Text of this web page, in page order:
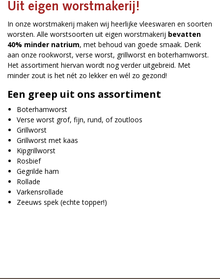
Uit eigen worstmakerij!
In onze worstmakerij maken wij heerlijke vleeswaren en soorten
worsten. Alle worstsoorten uit eigen worstmakerij bevatten
40% minder natrium, met behoud van goede smaak. Denk
aan onze rookworst, verse worst, grillworst en boterhamworst.
Het assortiment hiervan wordt nog verder uitgebreid. Met
minder zout is het nét zo lekker en wél zo gezond!
Een greep uit ons assortiment
Boterhamworst
Verse worst grof, fijn, rund, of zoutloos
Grillworst
Grillworst met kaas
Kipgrillworst
Rosbief
Gegrilde ham
Rollade
Varkensrollade
Zeeuws spek (echte topper!)